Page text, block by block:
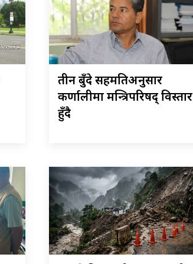
तीन बुँदे सहमतिअनुसार
कर्णालीमा मन्त्रिपरिषद् विस्तार
हुँदै